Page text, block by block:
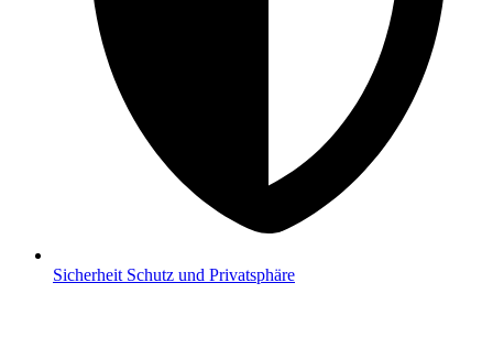
Sicherheit Schutz und Privatsphäre